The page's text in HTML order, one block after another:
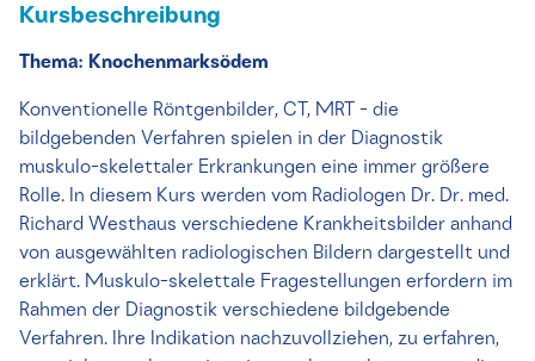
Kursbeschreibung
Thema: Knochenmarksödem
Konventionelle Röntgenbilder, CT, MRT - die
bildgebenden Verfahren spielen in der Diagnostik
muskulo-skelettaler Erkrankungen eine immer größere
Rolle. In diesem Kurs werden vom Radiologen Dr. Dr. med.
Richard Westhaus verschiedene Krankheitsbilder anhand
von ausgewählten radiologischen Bildern dargestellt und
erklärt. Muskulo-skelettale Fragestellungen erfordern im
Rahmen der Diagnostik verschiedene bildgebende
Verfahren. Ihre Indikation nachzuvollziehen, zu erfahren,